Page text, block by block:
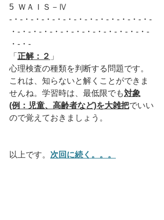
5  ＷＡＩＳ－Ⅳ
-・-・-・-・-・-・-・-・-・-・-・-・-・-
・-・-・-・-・-・-・-・-・-・-・-・-・-
・-・-
「 正解：２ 」
心理検査の種類を判断する問題です。
これは、知らないと解くことができま
せんね。学習時は、最低限でも対象
(例：児童、高齢者など)を大雑把でいい
ので覚えておきましょう。
以上です。 次回に続く。。。